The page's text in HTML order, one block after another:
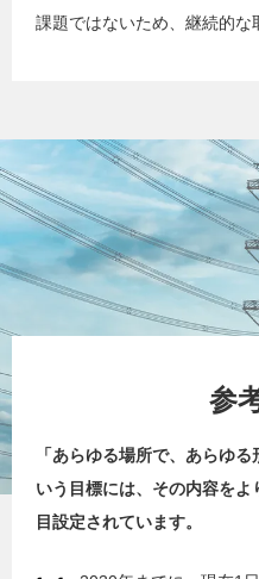
課題ではないため、継続的な
参
「あらゆる場所で、あらゆ
いう目標には、その内容を
目設定されています。